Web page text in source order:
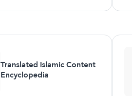
Translated Islamic Content
Encyclopedia